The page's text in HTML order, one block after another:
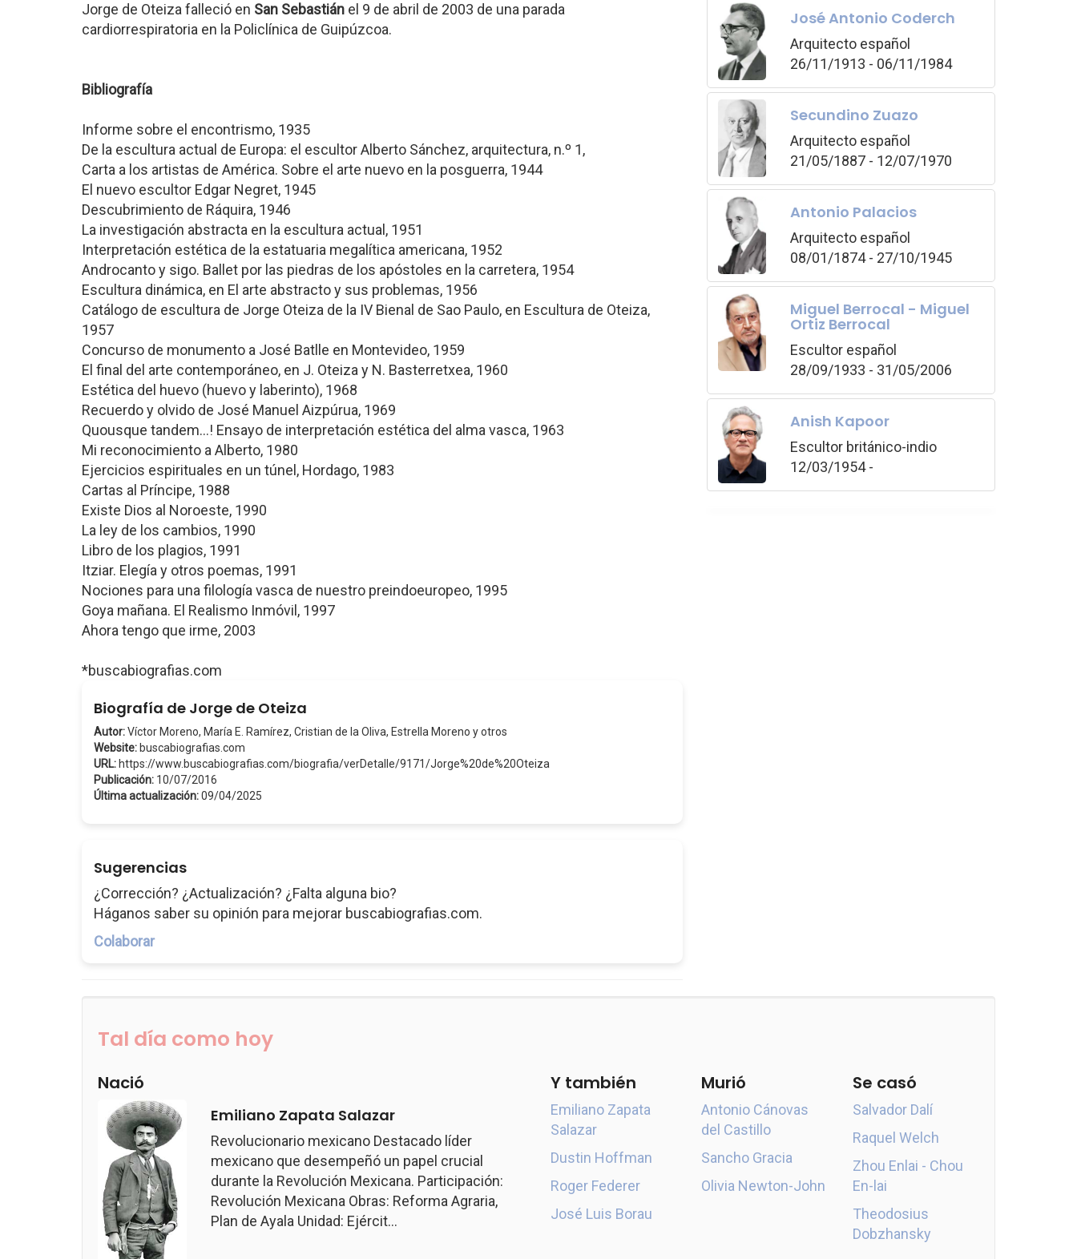
Jorge de Oteiza falleció en San Sebastián el 9 de abril de 2003 de una parada
cardiorrespiratoria en la Policlínica de Guipúzcoa.
Bibliografía
Informe sobre el encontrismo, 1935
De la escultura actual de Europa: el escultor Alberto Sánchez, arquitectura, n.º 1,
Carta a los artistas de América. Sobre el arte nuevo en la posguerra, 1944
El nuevo escultor Edgar Negret, 1945
Descubrimiento de Ráquira, 1946
La investigación abstracta en la escultura actual, 1951
Interpretación estética de la estatuaria megalítica americana, 1952
Androcanto y sigo. Ballet por las piedras de los apóstoles en la carretera, 1954
Escultura dinámica, en El arte abstracto y sus problemas, 1956
Catálogo de escultura de Jorge Oteiza de la IV Bienal de Sao Paulo, en Escultura de Oteiza,
1957
Concurso de monumento a José Batlle en Montevideo, 1959
El final del arte contemporáneo, en J. Oteiza y N. Basterretxea, 1960
Estética del huevo (huevo y laberinto), 1968
Recuerdo y olvido de José Manuel Aizpúrua, 1969
Quousque tandem…! Ensayo de interpretación estética del alma vasca, 1963
Mi reconocimiento a Alberto, 1980
Ejercicios espirituales en un túnel, Hordago, 1983
Cartas al Príncipe, 1988
Existe Dios al Noroeste, 1990
La ley de los cambios, 1990
Libro de los plagios, 1991
Itziar. Elegía y otros poemas, 1991
Nociones para una filología vasca de nuestro preindoeuropeo, 1995
Goya mañana. El Realismo Inmóvil, 1997
Ahora tengo que irme, 2003
*buscabiografias.com
Biografía de Jorge de Oteiza
Autor:Víctor Moreno, María E. Ramírez, Cristian de la Oliva, Estrella Moreno y otros
Website: buscabiografias.com
URL: https://www.buscabiografias.com/biografia/verDetalle/9171/Jorge%20de%20Oteiza
Publicación: 10/07/2016
Última actualización:09/04/2025
Sugerencias
¿Corrección? ¿Actualización? ¿Falta alguna bio?
Háganos saber su opinión para mejorar buscabiografias.com.
Colaborar
José Antonio Coderch
Arquitecto español
26/11/1913 - 06/11/1984
Secundino Zuazo
Arquitecto español
21/05/1887 - 12/07/1970
Antonio Palacios
Arquitecto español
08/01/1874 - 27/10/1945
Miguel Berrocal - Miguel
Ortiz Berrocal
Escultor español
28/09/1933 - 31/05/2006
Anish Kapoor
Escultor británico-indio
12/03/1954 -
Tal día como hoy
Nació
Emiliano Zapata Salazar
Revolucionario mexicano Destacado líder
mexicano que desempeñó un papel crucial
durante la Revolución Mexicana. Participación:
Revolución Mexicana Obras: Reforma Agraria,
Plan de Ayala Unidad: Ejércit...
Y también
Emiliano Zapata
Salazar
Dustin Hoffman
Roger Federer
José Luis Borau
Murió
Antonio Cánovas
del Castillo
Sancho Gracia
Olivia Newton-John
Se casó
Salvador Dalí
Raquel Welch
Zhou Enlai - Chou
En-lai
Theodosius
Dobzhansky